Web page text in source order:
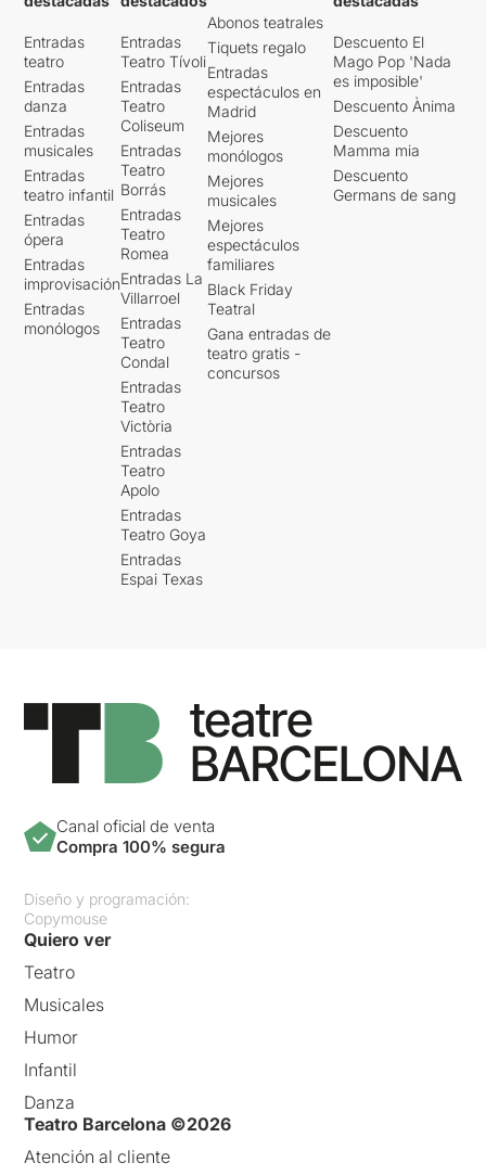
Entradas
teatro
Entradas
danza
Entradas
musicales
Entradas
teatro infantil
Entradas
ópera
Entradas
improvisación
Entradas
monólogos
Entradas
Teatro Tívoli
Entradas
Teatro
Coliseum
Entradas
Teatro
Borrás
Entradas
Teatro
Romea
Entradas La
Villarroel
Entradas
Teatro
Condal
Entradas
Teatro
Victòria
Entradas
Teatro
Apolo
Entradas
Teatro Goya
Entradas
Espai Texas
Abonos teatrales
Tiquets regalo
Entradas
espectáculos en
Madrid
Mejores
monólogos
Mejores
musicales
Mejores
espectáculos
familiares
Black Friday
Teatral
Gana entradas de
teatro gratis -
concursos
Descuento El
Mago Pop 'Nada
es imposible'
Descuento Ànima
Descuento
Mamma mia
Descuento
Germans de sang
Canal oficial de venta
Compra 100% segura
Diseño y programación:
Copymouse
Quiero ver
Teatro
Musicales
Humor
Infantil
Danza
Teatro Barcelona ©2026
Atención al cliente